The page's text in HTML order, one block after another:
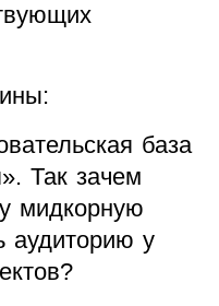
база
Так зачем
мидкорную
аудиторию у